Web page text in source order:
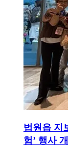
법원읍 지
험’ 행사